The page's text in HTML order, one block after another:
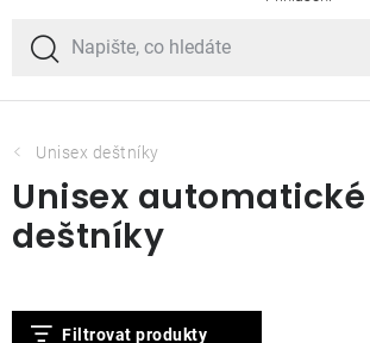
Křesla a židle
Stoly
Unisex deštníky
Unisex automatické
deštníky
Filtrovat produkty
V